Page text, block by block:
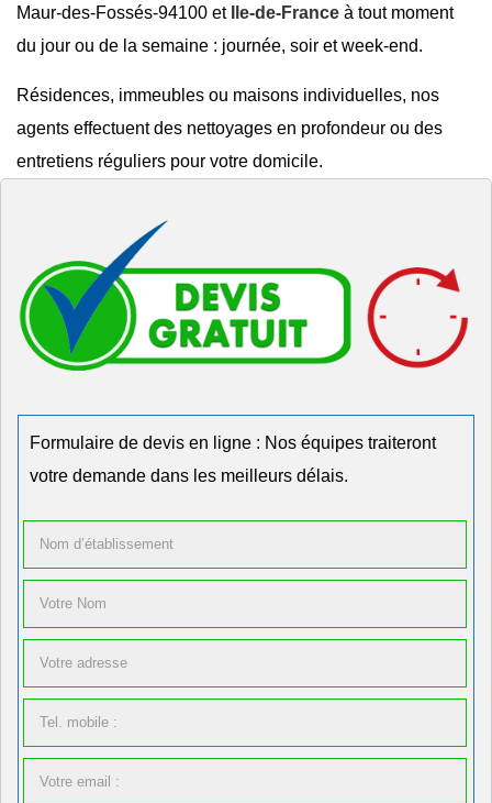
Maur-des-Fossés-94100 et
Ile-de-France à tout moment
du jour ou de la semaine : journée, soir et week-end.
Résidences, immeubles ou maisons individuelles, nos
agents effectuent des nettoyages en profondeur ou des
entretiens réguliers pour votre domicile.
Formulaire de devis en ligne : Nos équipes traiteront
votre demande dans les meilleurs délais.